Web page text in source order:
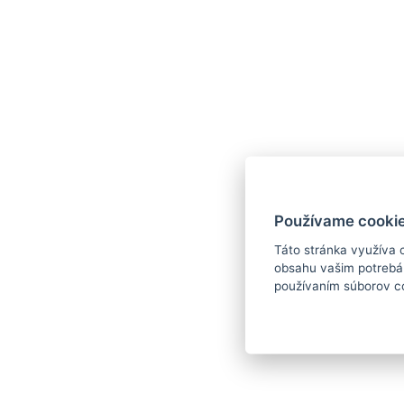
A
Používame
Táto stránka využíva
obsahu vašim
používaním súborov